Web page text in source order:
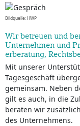
Bildquelle: HWP
Wir betreuen und
Unternehmen und
erberatung,
Mit unserer
Tagesgeschäft
gemeinsam. Neben
gilt es auch, in die
beraten wir
des Unternehmens.